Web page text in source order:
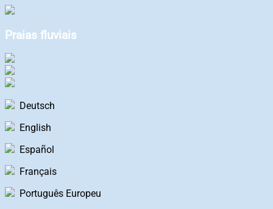
Praias fluviais
Deutsch
English
Español
Français
Português Europeu